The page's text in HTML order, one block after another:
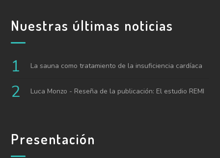
Nuestras últimas noticias
La sauna como tratamiento de la insuficiencia cardíaca
Luca Monzo - Reseña de la publicación: El estudio REMI
Presentación